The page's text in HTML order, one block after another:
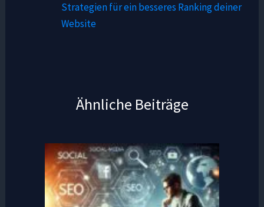
Strategien für ein besseres Ranking deiner
Website
Ähnliche Beiträge